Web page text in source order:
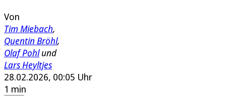
Von
Tim Miebach,
Quentin Bröhl,
Olaf Pohlund
Lars Heyltjes
28.02.2026, 00:05 Uhr
1 min